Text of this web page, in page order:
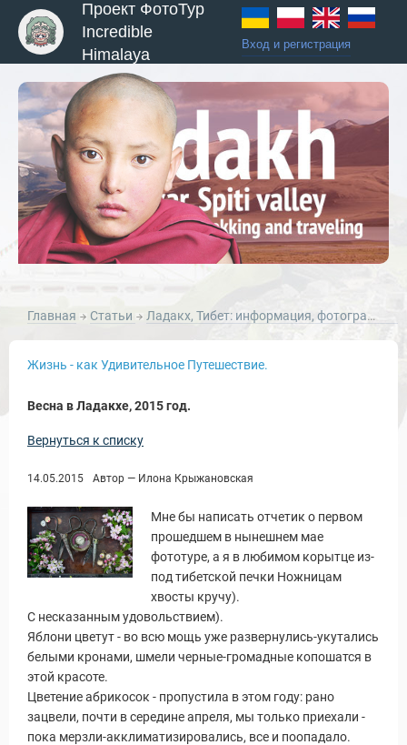
Проект ФотоТур
Incredible
Himalaya
Вход и регистрация
Главная Статьи Ладакх, Тибет: информация, фотографии и статьи о Ладакхе, Малый Тибет, Северная Индия.
Жизнь - как Удивительное Путешествие.
Весна в Ладакхе, 2015 год.
Вернуться к списку
14.05.2015 Автор — Илона Крыжановская
Мне бы написать отчетик о первом
прошедшем в нынешнем мае
фототуре, а я в любимом корытце из-
под тибетской печки Ножницам
хвосты кручу).
С несказанным удовольствием).
Яблони цветут - во всю мощь уже развернулись-укутались
белыми кронами, шмели черные-громадные копошатся в
этой красоте.
Цветение абрикосок - пропустила в этом году: рано
зацвели, почти в середине апреля, мы только приехали -
пока мерзли-акклиматизировались, все и поопадало.